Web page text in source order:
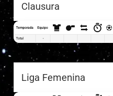
Clausura
Temporada Equipo
Total -
Liga Femenina